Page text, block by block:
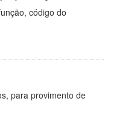
código do
para provimento de